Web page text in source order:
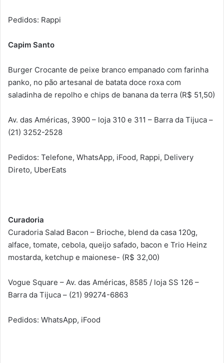
Pedidos: Rappi
Capim Santo
Burger Crocante de peixe branco empanado com farinha
panko, no pão artesanal de batata doce roxa com
saladinha de repolho e chips de banana da terra (R$ 51,50)
Av. das Américas, 3900 – loja 310 e 311 – Barra da Tijuca –
(21) 3252-2528
Pedidos: Telefone, WhatsApp, iFood, Rappi, Delivery
Direto, UberEats
Curadoria
Curadoria Salad Bacon – Brioche, blend da casa 120g,
alface, tomate, cebola, queijo safado, bacon e Trio Heinz
mostarda, ketchup e maionese- (R$ 32,00)
Vogue Square – Av. das Américas, 8585 / loja SS 126 –
Barra da Tijuca – (21) 99274-6863
Pedidos: WhatsApp, iFood